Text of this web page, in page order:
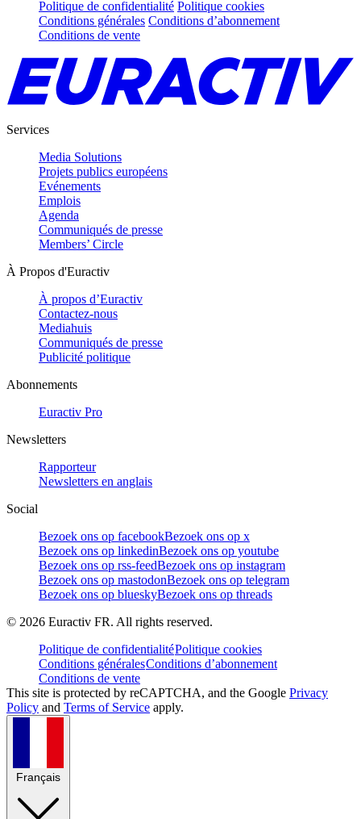
Politique de confidentialité Politique cookies
Conditions générales Conditions d’abonnement
Conditions de vente
Services
Media Solutions
Projets publics européens
Evénements
Emplois
Agenda
Communiqués de presse
Members’ Circle
À Propos d'Euractiv
À propos d’Euractiv
Contactez-nous
Mediahuis
Communiqués de presse
Publicité politique
Abonnements
Euractiv Pro
Newsletters
Rapporteur
Newsletters en anglais
Social
Bezoek ons op facebookBezoek ons op x
Bezoek ons op linkedinBezoek ons op youtube
Bezoek ons op rss-feedBezoek ons op instagram
Bezoek ons op mastodonBezoek ons op telegram
Bezoek ons op blueskyBezoek ons op threads
© 2026 Euractiv FR. All rights reserved.
Politique de confidentialitéPolitique cookies
Conditions généralesConditions d’abonnement
Conditions de vente
This site is protected by reCAPTCHA, and the Google Privacy
Policy and Terms of Service apply.
Français